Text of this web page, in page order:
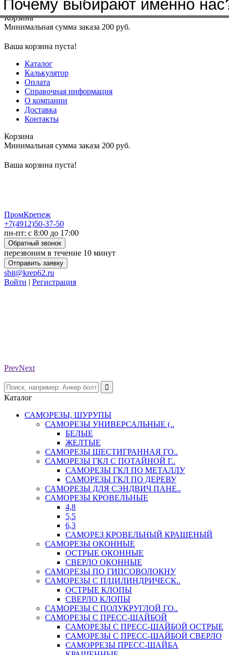
Меню+7(4912)50-37-50sbit@krep62.ru
Корзина
Минимальная сумма заказа 200 руб.
Ваша корзина пуста!
Каталог
Калькулятор
Оплата
Справочная информация
О компании
Доставка
Контакты
Корзина
Минимальная сумма заказа 200 руб.
Ваша корзина пуста!
ПромКрепеж
+7(4912)50-37-50
пн-пт: с 8:00 до 17:00
Обратный звонок
перезвоним в течение 10 минут
Отправить заявку
sbit@krep62.ru
Войти | Регистрация
PrevNext
Каталог
САМОРЕЗЫ, ШУРУПЫ
САМОРЕЗЫ УНИВЕРСАЛЬНЫЕ (..
БЕЛЫЕ
ЖЕЛТЫЕ
САМОРЕЗЫ ШЕСТИГРАННАЯ ГО..
САМОРЕЗЫ ГКЛ С ПОТАЙНОЙ Г..
САМОРЕЗЫ ГКЛ ПО МЕТАЛЛУ
САМОРЕЗЫ ГКЛ ПО ДЕРЕВУ
САМОРЕЗЫ ДЛЯ СЭНДВИЧ ПАНЕ..
САМОРЕЗЫ КРОВЕЛЬНЫЕ
4,8
5,5
6,3
САМОРЕЗ КРОВЕЛЬНЫЙ КРАШЕНЫЙ
САМОРЕЗЫ ОКОННЫЕ
ОСТРЫЕ ОКОННЫЕ
СВЕРЛО ОКОННЫЕ
САМОРЕЗЫ ПО ГИПСОВОЛОКНУ
САМОРЕЗЫ С П/ЦИЛИНДРИЧЕСК..
ОСТРЫЕ КЛОПЫ
СВЕРЛО КЛОПЫ
САМОРЕЗЫ С ПОЛУКРУГЛОЙ ГО..
САМОРЕЗЫ С ПРЕСС-ШАЙБОЙ
САМОРЕЗЫ С ПРЕСС-ШАЙБОЙ ОСТРЫЕ
САМОРЕЗЫ С ПРЕСС-ШАЙБОЙ СВЕРЛО
САМОРРЕЗЫ ПРЕСС-ШАЙБА
Почему выбирают именно